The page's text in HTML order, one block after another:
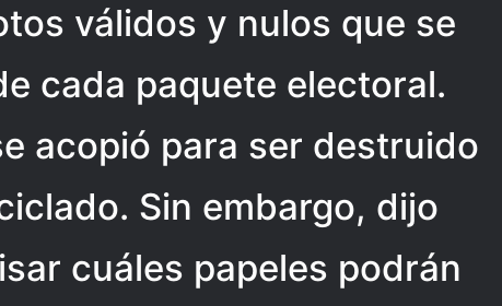
válidos y nulos que se
cada paquete electoral.
acopió para ser destruido
Sin embargo, dijo
cuáles papeles podrán